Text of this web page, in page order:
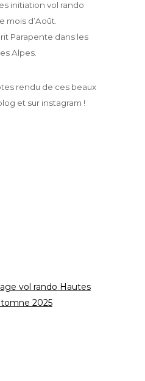
initiation vol rando
mois d’Août.
Parapente dans les
Alpes.
rendu de ces beaux
et sur instagram !
vol rando Hautes
2025